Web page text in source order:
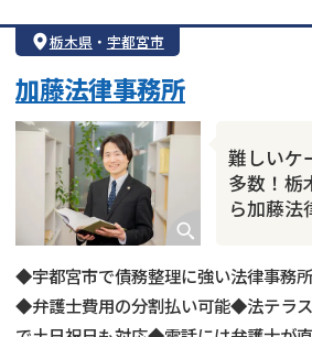
栃木県 ・ 宇都宮市
難しいケ
多数！栃
ら加藤法
加藤法律事務所
◆宇都宮市で債務整理に強い法律事務
◆弁護士費用の分割払い可能◆法テラ